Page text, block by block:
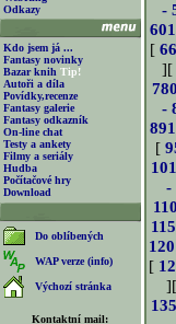
Odkazy
Kdo jsem já ...
Fantasy novinky
Bazar knih Tip!
Autoři a díla
Povídky,recenze
Fantasy galerie
Fantasy odkazník
On-line chat
Testy a ankety
Filmy a seriály
Hudba
Počítačové hry
Download
Do oblíbených
WAP verze (info)
Výchozí stránka
Kontaktní mail:
-
[
][
780
-
[
-
[
][